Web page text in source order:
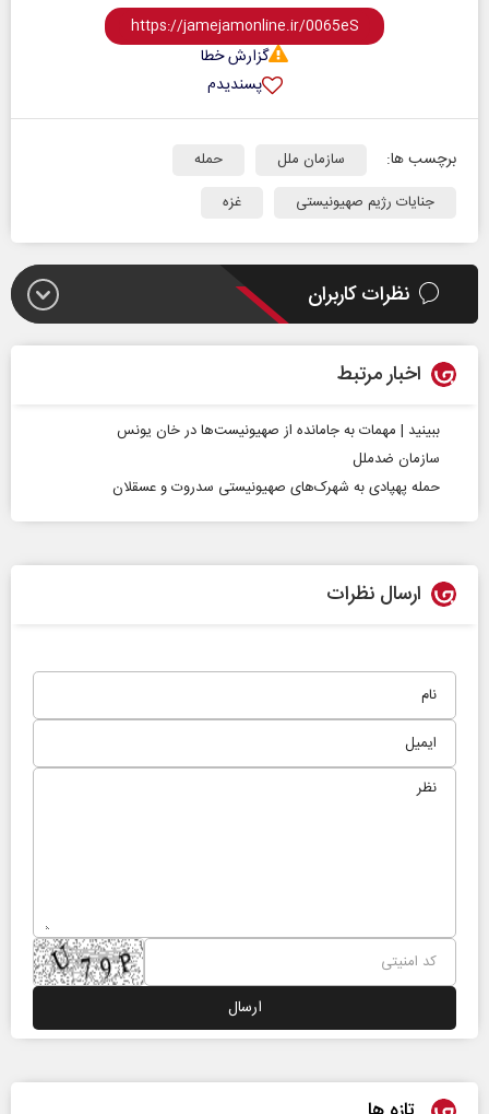
گزارش خطا
پسندیدم
برچسب ها: سازمان ملل
حمله
جنایات رژیم صهیونیستی
غزه
نظرات کاربران
اخبار مرتبط
ببینید | مهمات به جامانده از صهیونیست‌ها در خان یونس
سازمان ضدملل
حمله پهپادی به شهرک‌های صهیونیستی سدروت و عسقلان
ارسال نظرات